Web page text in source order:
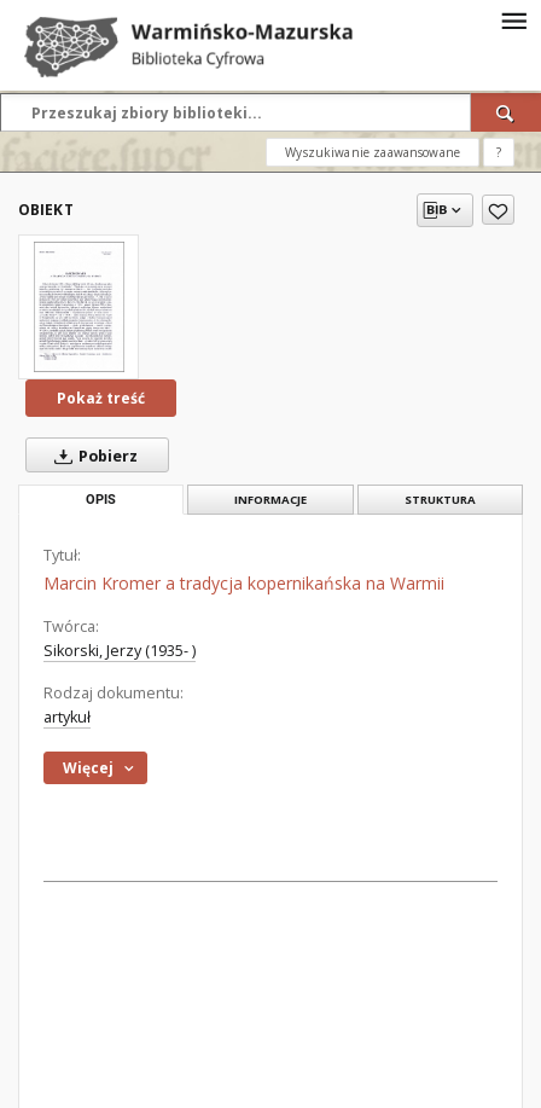
Wyszukiwanie zaawansowane ?
OBIEKT
Pokaż treść
Pobierz
OPIS INFORMACJE STRUKTURA
Tytuł:
Marcin Kromer a tradycja kopernikańska na Warmii
Twórca:
Sikorski, Jerzy (1935- )
Rodzaj dokumentu:
artykuł
Więcej